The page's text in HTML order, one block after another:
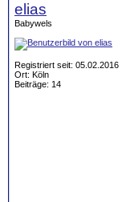
elias
Babywels
Registriert seit: 05.02.2016
Ort: Köln
Beiträge: 14